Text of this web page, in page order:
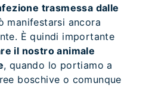
trasmessa dalle
manifestarsi ancora
È quindi importante
il nostro animale
, quando lo portiamo a
boschive o comunque